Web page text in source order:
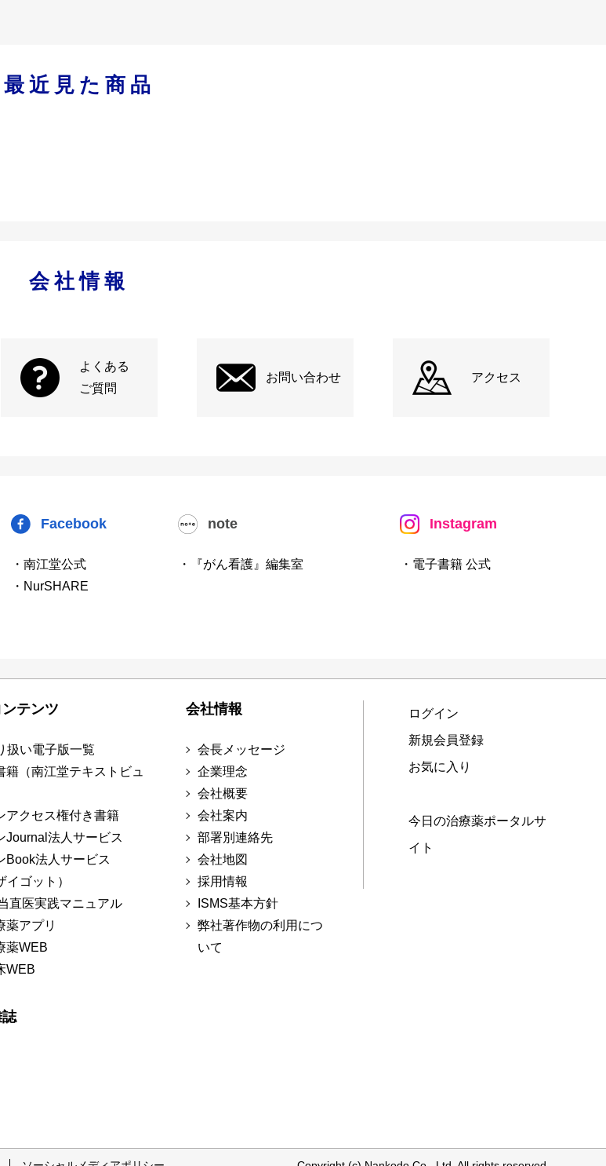
最近見た商品
会社情報
よくある
ご質問
お問い合わせ アクセス
Facebook
・南江堂公式
・NurSHARE
note
・『がん看護』編集室
Instagram
・電子書籍 公式
テンツ
扱い電子版一覧
籍（南江堂テキストビュ
アクセス権付き書籍
Journal法人サービス
Book法人サービス
イゴット）
直医実践マニュアル
薬アプリ
薬WEB
WEB
会社情報
会長メッセージ
企業理念
会社概要
会社案内
部署別連絡先
会社地図
採用情報
ISMS基本方針
弊社著作物の利用につ
いて
ログイン
新規会員登録
お気に入り
今日の治療薬ポータルサ
イト